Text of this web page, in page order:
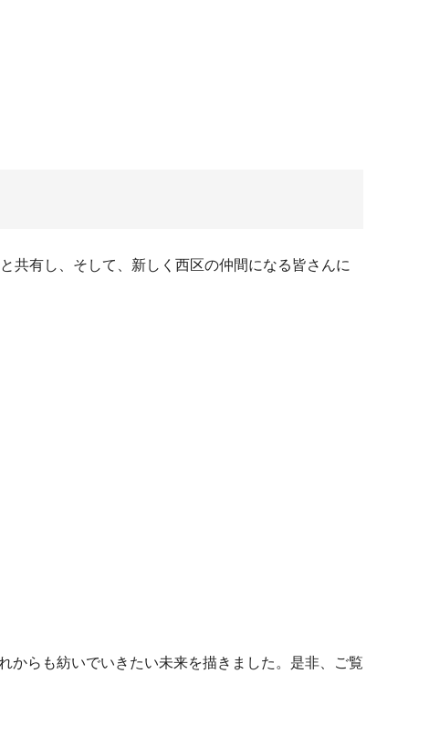
共有し、そして、新しく西区の仲間になる皆さんに
からも紡いでいきたい未来を描きました。是非、ご覧